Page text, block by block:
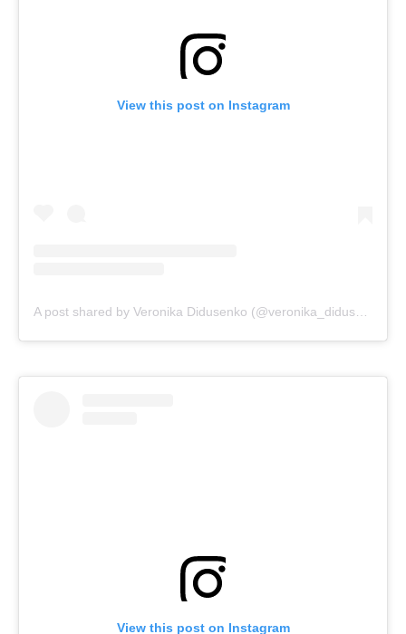
View this post on Instagram
A post shared by Veronika Didusenko (@veronika_didusenko)
View this post on Instagram